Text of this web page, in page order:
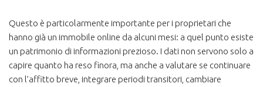
Questo è particolarmente importante per i proprietari che
hanno già un immobile online da alcuni mesi: a quel punto esiste
un patrimonio di informazioni prezioso. I dati non servono solo a
capire quanto ha reso finora, ma anche a valutare se continuare
con l’affitto breve, integrare periodi transitori, cambiare